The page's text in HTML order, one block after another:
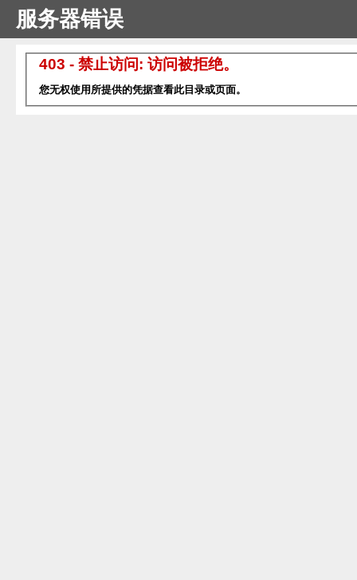
服务器错误
403 - 禁止访问: 访问被拒绝。
您无权使用所提供的凭据查看此目录或页面。